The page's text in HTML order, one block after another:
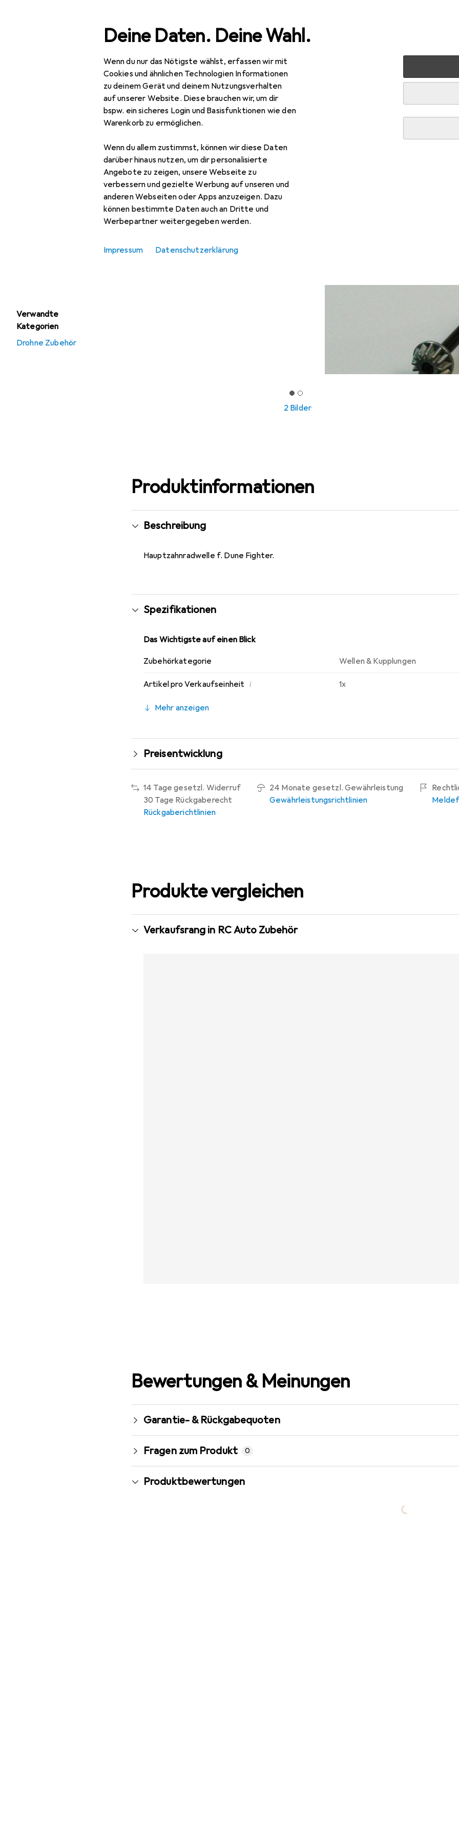
Deine Daten. Deine Wahl.
Wenn du nur das Nötigste wählst, erfassen wir mit
Cookies und ähnlichen Technologien Informationen
zu deinem Gerät und deinem Nutzungsverhalten
auf unserer Website. Diese brauchen wir, um dir
bspw. ein sicheres Login und Basisfunktionen wie den
Warenkorb zu ermöglichen.
Wenn du allem zustimmst, können wir diese Daten
darüber hinaus nutzen, um dir personalisierte
Angebote zu zeigen, unsere Webseite zu
verbessern und gezielte Werbung auf unseren und
anderen Webseiten oder Apps anzuzeigen. Dazu
können bestimmte Daten auch an Dritte und
Werbepartner weitergegeben werden.
Impressum Datenschutzerklärung
Navigation nach Kategorien
Verwandte
Kategorien
Drohne Zubehör
Gesamtsortiment Spielzeug Spielfahrzeuge Ferngesteuerte Fahrzeuge RC Auto
2 Bilder
Produktinformationen
Beschreibung
Hauptzahnradwelle f. Dune Fighter.
Spezifikationen
Das Wichtigste auf einen Blick
Zubehörkategorie Wellen & Kupplungen
Artikel pro Verkaufseinheit i 1x
Mehr anzeigen
Preisentwicklung
14 Tage gesetzl. Widerruf
30 Tage Rückgaberecht
Rückgaberichtlinien
24 Monate gesetzl. Gewährleistung
Gewährleistungsrichtlinien
Produkte vergleichen
Verkaufsrang in RC Auto Zubehör
Bewertungen & Meinungen
Garantie- & Rückgabequoten
Fragen zum Produkt 0
Produktbewertungen